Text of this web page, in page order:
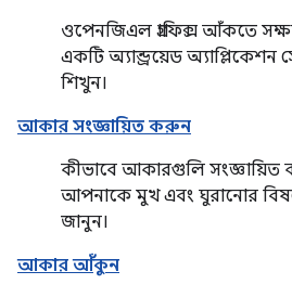
ওপেনজিএল গ্রাফিক্স আঁকতে
একটি অ্যান্ড্রয়েড
শিখুন।
আকার সংজ্ঞায়িত করুন
কীভাবে আকারগুলি
আপনাকে মুখ এবং ঘুরানোর
জানুন।
আকার আঁকুন